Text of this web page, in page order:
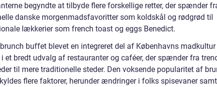
begyndte at tilbyde flere forskellige retter, der spænder
danske morgenmadsfavoritter som koldskål og rødgrød til
lækkerier som french toast og eggs Benedict.
buffet blevet en integreret del af Københavns
et bredt udvalg af restauranter og caféer, der spænder fra
til mere traditionelle steder. Den voksende popularitet af
flere faktorer, herunder ændringer i folks spisevaner